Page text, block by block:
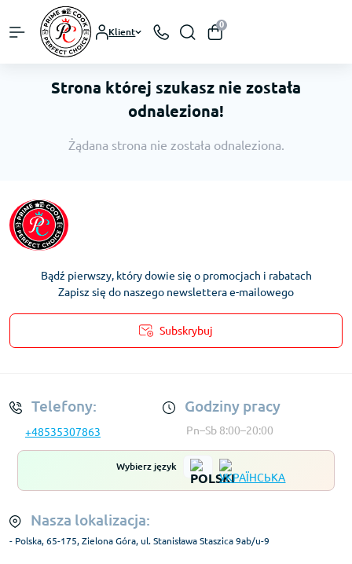
Klient
0
Strona której szukasz nie została
odnaleziona!
Żądana strona nie została odnaleziona.
Bądź pierwszy, który dowie się o promocjach i rabatach
Zapisz się do naszego newslettera e-mailowego
Subskrybuj
Telefony:
+48535307863
Godziny pracy
Pn–Sb 8:00–20:00
Wybierz język
Nasza lokalizacja:
- Polska, 65-175, Zielona Góra, ul. Stanisława Staszica 9ab/u-9